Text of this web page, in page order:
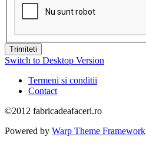
Trimiteti
Switch to Desktop Version
Termeni si conditii
Contact
©2012 fabricadeafaceri.ro
Powered by Warp Theme Framework